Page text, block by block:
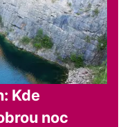
Kde
noc